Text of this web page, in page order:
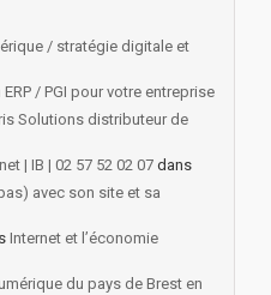
/ stratégie digitale et
/ PGI pour votre entreprise
Solutions distributeur de
| IB | 02 57 52 02 07 dans
avec son site et sa
Internet et l’économie
du pays de Brest en